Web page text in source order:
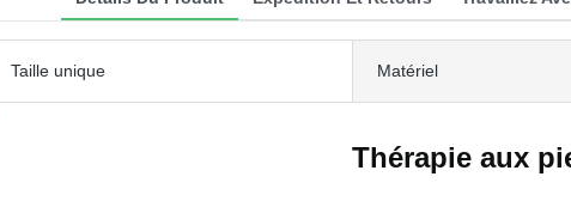
Taille unique Matériel
Thérapie aux